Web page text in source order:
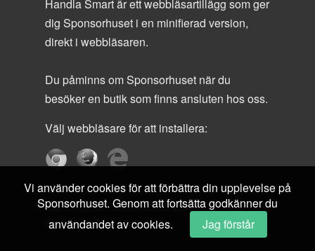
Handla Smart är ett webbläsartillägg som ger
dig Sponsorhuset i en minifierad version,
direkt i webbläsaren.
Du påminns om Sponsorhuset när du
besöker en butik som finns ansluten hos oss.
Välj webbläsare för att installera:
Vi använder cookies för att förbättra din upplevelse på
Sponsorhuset. Genom att fortsätta godkänner du
användandet av cookies.
Jag förstår